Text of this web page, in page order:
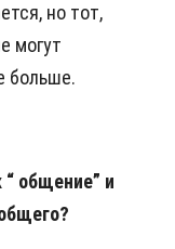
но тот,
могут
больше.
“ общение” и